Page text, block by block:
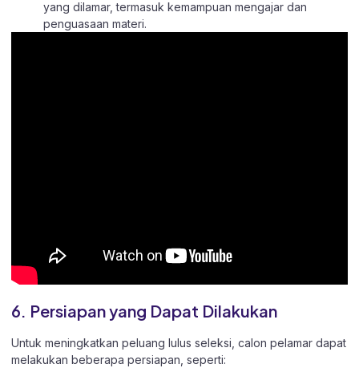
yang dilamar, termasuk kemampuan mengajar dan
penguasaan materi.
6. Persiapan yang Dapat Dilakukan
Untuk meningkatkan peluang lulus seleksi, calon pelamar dapat
melakukan beberapa persiapan, seperti: